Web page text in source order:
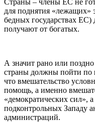
для поднятия «лежащих»
бедных государствах ЕС)
получают от богатых.
А значит рано или
страны должны пойти по
что вмешательство
помощь, а именно
«демократических сил»,
подконтрольных Западу
администраций.